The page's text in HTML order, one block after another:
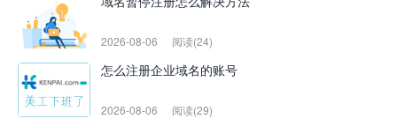
2026-08-06 阅读(24)
怎么注册企业域名的账号
2026-08-06 阅读(29)